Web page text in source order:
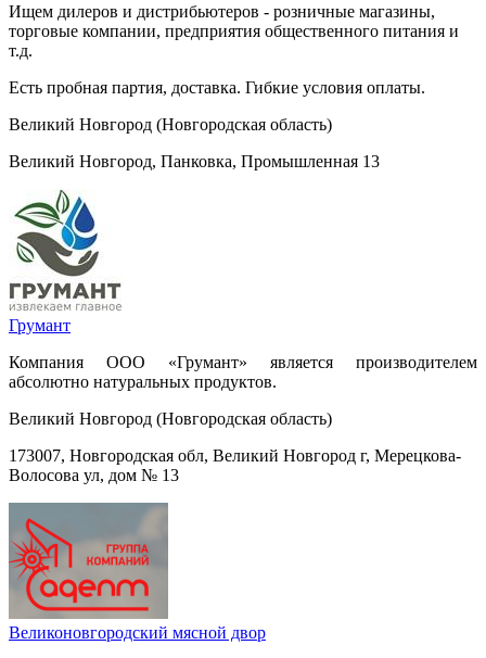
Ищем дилеров и дистрибьютеров - розничные магазины,
торговые компании, предприятия общественного питания и
т.д.
Есть пробная партия, доставка. Гибкие условия оплаты.
Великий Новгород (Новгородская область)
Великий Новгород, Панковка, Промышленная 13
Грумант
Компания ООО «Грумант» является производителем
абсолютно натуральных продуктов.
Великий Новгород (Новгородская область)
173007, Новгородская обл, Великий Новгород г, Мерецкова-
Волосова ул, дом № 13
Великоновгородский мясной двор